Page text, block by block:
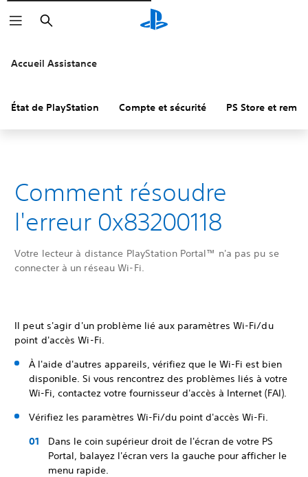
Rechercher
Accueil Assistance
État de PlayStation Compte et sécurité PS Store et
Comment résoudre
l'erreur 0x83200118
Votre lecteur à distance PlayStation Portal™ n'a pas pu se
connecter à un réseau Wi-Fi.
Il peut s'agir d'un problème lié aux paramètres Wi-Fi/du
point d'accès Wi-Fi.
À l'aide d'autres appareils, vérifiez que le Wi-Fi est bien
disponible. Si vous rencontrez des problèmes liés à votre
Wi-Fi, contactez votre fournisseur d'accès à Internet (FAI).
Vérifiez les paramètres Wi-Fi/du point d'accès Wi-Fi.
Dans le coin supérieur droit de l'écran de votre PS
Portal, balayez l'écran vers la gauche pour afficher le
menu rapide.